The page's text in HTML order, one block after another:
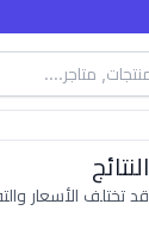
النتائج
قد تختلف الأسعار